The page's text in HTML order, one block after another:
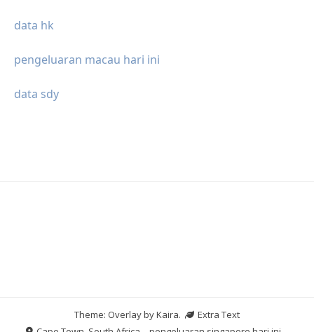
data hk
pengeluaran macau hari ini
data sdy
Theme: Overlay byKaira.
Extra Text